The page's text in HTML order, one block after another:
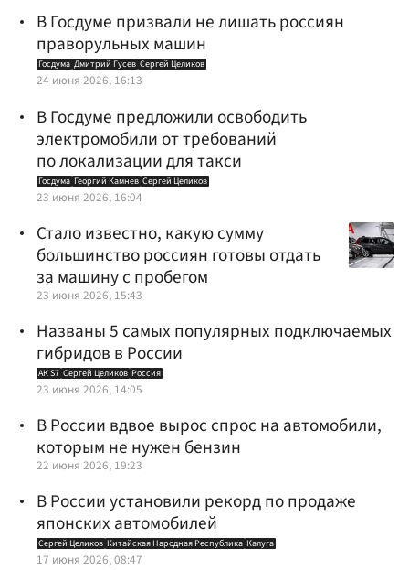
В Госдуме призвали не лишать россиян
праворульных машин
Госдума Дмитрий Гусев Сергей Целиков
24 июня 2026, 16:13
В Госдуме предложили освободить
электромобили от требований
по локализации для такси
Госдума Георгий Камнев Сергей Целиков
23 июня 2026, 16:04
Стало известно, какую сумму
большинство россиян готовы отдать
за машину с пробегом
23 июня 2026, 15:43
Названы 5 самых популярных подключаемых
гибридов в России
АК S7 Сергей Целиков Россия
23 июня 2026, 14:05
В России вдвое вырос спрос на автомобили,
которым не нужен бензин
22 июня 2026, 19:23
В России установили рекорд по продаже
японских автомобилей
Сергей Целиков Китайская Народная Республика Калуга
17 июня 2026, 08:47